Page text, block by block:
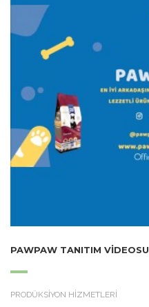
PAWPAW TANITIM VIDEOSU
PRODÜKSİYON HİZMETLERİ